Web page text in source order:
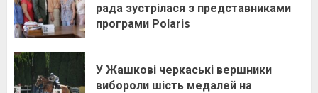
рада зустрілася з представниками
програми Polaris
У Жашкові черкаські вершники
вибороли шість медалей на